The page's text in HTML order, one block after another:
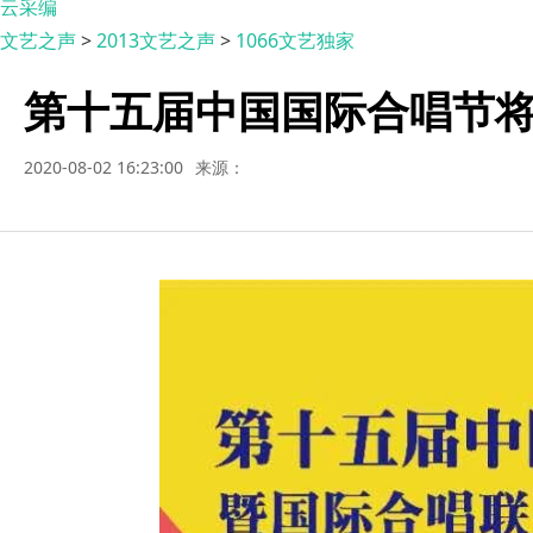
云采编
文艺之声>2013文艺之声> 1066文艺独家
第十五届中国国际合唱节
2020-08-02 16:23:00 来源：